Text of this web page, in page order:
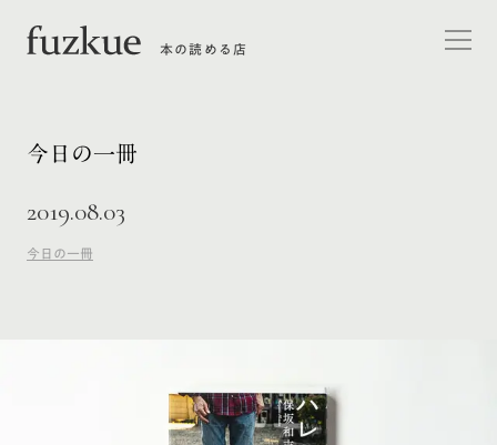
本の読める店
今日の一冊
2019.08.03
今日の一冊